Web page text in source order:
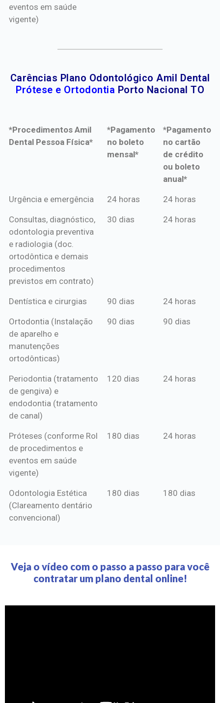
eventos em saúde
vigente)
Carências Plano Odontológico Amil Dental
Prótese e Ortodontia Porto Nacional TO
*Procedimentos Amil
Dental Pessoa Física*
*Pagamento
no boleto
mensal*
*Pagamento
no cartão
de crédito
ou boleto
anual*
*Procedimentos Amil
*Pagamento
mensal*
*Pagamento
de crédito
Urgência e emergência 24 horas 24 horas
Consultas, diagnóstico,
odontologia preventiva
e radiologia (doc.
ortodôntica e demais
procedimentos
previstos em contrato)
30 dias 24 horas
Dentística e cirurgias 90 dias 24 horas
Ortodontia (Instalação
de aparelho e
manutenções
ortodônticas)
90 dias 90 dias
Periodontia (tratamento
de gengiva) e
endodontia (tratamento
de canal)
120 dias 24 horas
Próteses (conforme Rol
de procedimentos e
eventos em saúde
vigente)
180 dias 24 horas
Odontologia Estética
(Clareamento dentário
convencional)
180 dias 180 dias
Veja o vídeo com o passo a passo para você
contratar um plano dental online!